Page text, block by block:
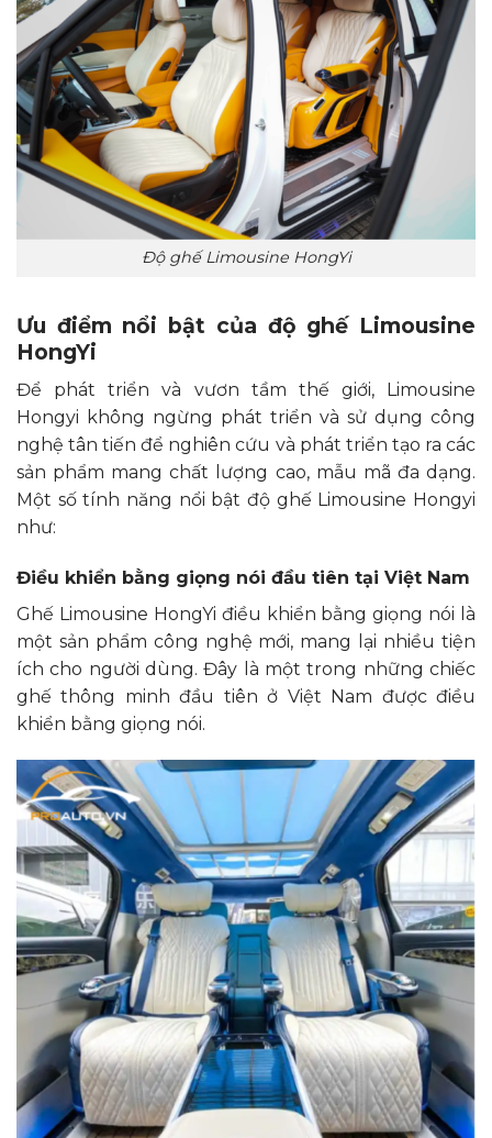
Độ ghế Limousine HongYi
Ưu điểm nổi bật của độ ghế Limousine
HongYi
Để phát triển và vươn tầm thế giới, Limousine
Hongyi không ngừng phát triển và sử dụng công
nghệ tân tiến để nghiên cứu và phát triển tạo ra các
sản phẩm mang chất lượng cao, mẫu mã đa dạng.
Một số tính năng nổi bật độ ghế Limousine Hongyi
như:
Điều khiển bằng giọng nói đầu tiên tại Việt Nam
Ghế Limousine HongYi điều khiển bằng giọng nói là
một sản phẩm công nghệ mới, mang lại nhiều tiện
ích cho người dùng. Đây là một trong những chiếc
ghế thông minh đầu tiên ở Việt Nam được điều
khiển bằng giọng nói.